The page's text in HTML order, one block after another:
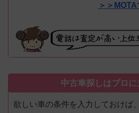
＞＞
中古車探しはプロ
欲しい車の条件を入力しておけば